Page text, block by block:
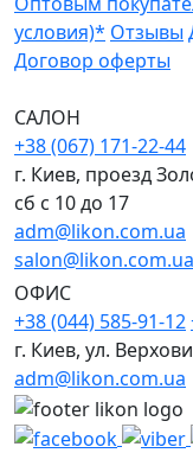
условия)* Отзывы
Договор оферты
САЛОН
+38 (067) 171-22-44
г. Киев, проезд
сб с 10 до 17
adm@likon.com.ua
salon@likon.com.ua
ОФИС
+38 (044) 585-91-12
г. Киев, ул.
adm@likon.com.ua